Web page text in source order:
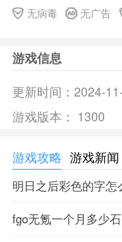
以满足乘客需求，还
驾驶体验。严格遵守真
游戏特色
士的性能和舒适度，赚
星。
村、山区等不同地形地
3、提供多种不同
独特的外观和驾驶特性
4、游戏中的时间
无病毒 无广告
游戏信息
更新时间： 2024-
游戏版本： 1300
游戏攻略 游戏新闻
明日之后彩色的字怎么弄_请
fgo无氪一个月多少